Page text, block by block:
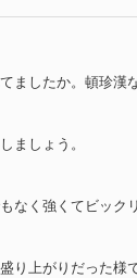
ましたか。頓珍漢
ましょう。
なく強くてビック
り上がりだった様